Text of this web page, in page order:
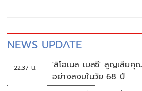
NEWS UPDATE
22:37 น.
'ลิโอเนล เมสซี' สูญเสียคุ
อย่างสงบในวัย 68 ปี